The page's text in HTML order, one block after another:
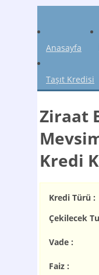
Anasayfa
Taşıt Kredisi
Ziraat
Kredi
Kredi Türü :
Çekilecek
Vade :
Faiz :